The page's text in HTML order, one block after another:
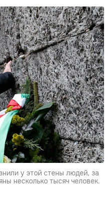
у этой стены людей, за
несколько тысяч человек.